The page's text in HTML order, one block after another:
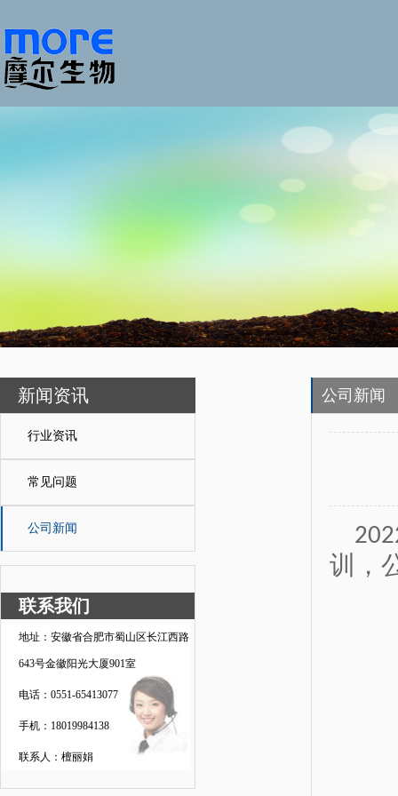
新闻资讯
行业资讯
常见问题
公司新闻
联系我们
地址：安徽省合肥市蜀山区长江西路
643号金徽阳光大厦901室
电话：0551-65413077
手机：18019984138
联系人：檀丽娟
公司新闻
训，